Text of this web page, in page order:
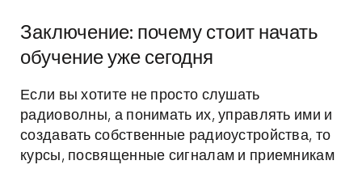
Заключение: почему стоит начать
обучение уже сегодня
Если вы хотите не просто слушать
радиоволны, а понимать их, управлять ими и
создавать собственные радиоустройства, то
курсы, посвященные сигналам и приемникам